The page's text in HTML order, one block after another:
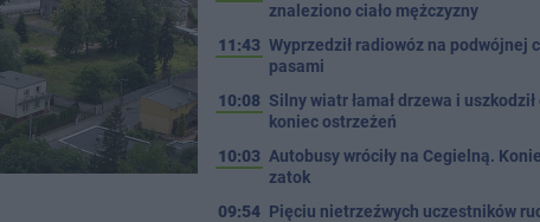
znaleziono ciało mężczyzny
11:43 Wyprzedził radiowóz na podwójnej
pasami
10:08 Silny wiatr łamał drzewa i
koniec ostrzeżeń
10:03 Autobusy wróciły na Cegielną.
zatok
09:54 Pięciu nietrzeźwych uczestników